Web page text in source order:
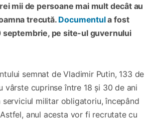
mii de persoane mai mult decât au
trecută. Documentula fost
septembrie, pe site-ul guvernului
semnat de Vladimir Putin, 133 de
vârste cuprinse între 18 și 30 de ani
militar obligatoriu, începând
anul acesta vor fi recrutate cu